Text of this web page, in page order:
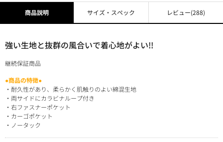
商品説明
強い生地と抜群の風合いで着心地がよい!!
継続保証商品
●商品の特徴●
・耐久性があり、柔らかく肌触りのよい綿混生地
・両サイドにカラビナループ付き
・右ファスナーポケット
・カーゴポケット
・ノータック
サイズ・スペック レビュー(288)